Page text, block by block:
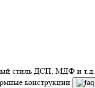
стиль ДСП, МДФ и т.д.
конструкции